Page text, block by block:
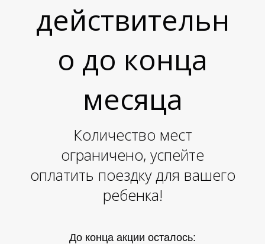
действительн
о до конца
месяца
Количество мест
ограничено, успейте
оплатить поездку для вашего
ребенка!
До конца акции осталось: